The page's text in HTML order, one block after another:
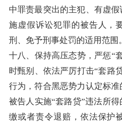
中罪责最突出的主犯、有虚
施虚假诉讼犯罪的被告人，
刑、免予刑事处罚的适用范围。
十八、保持高压态势，严惩“
时甄别、依法严厉打击“套路
行为，符合黑恶势力认定标
被告人实施“套路贷”违法所
缴或者责令退赔，依法保护